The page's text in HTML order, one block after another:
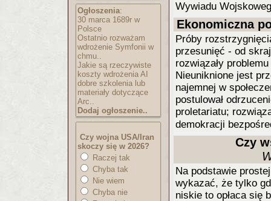
Ogłoszenia:
30 marca 1689r w
Polsce
Ostatnio rozważam
wdrożenie Symfonii w
chmu..
Jakie są rzeczywiste
koszty wdrożenia AI
dobre szkolenia lub
materiały dotyczące
Arc..
Dodaj ogłoszenie..
Czy wojna USA/Iran
skoczy się w 2026?
Raczej tak
Chyba tak
Nie wiem
Chyba nie
Wywiadu
Ekonomiczna
Próby
przesunięć - od
rozwiązały
Nieuniknione jest
najemnej w
postulował
proletariatu;
demokracji
Czy
Na podstawie
wykazać, że tylko
niskie to opłaca się